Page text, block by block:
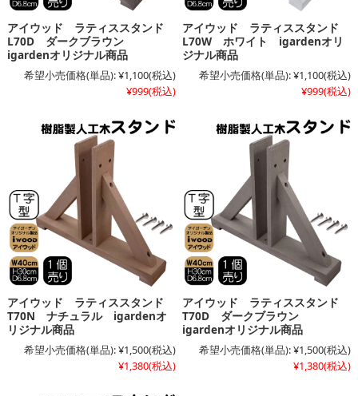
アイウッド ラティススタンド
L70D ダークブラウン
igardenオリジナル商品
希望小売価格(単品):¥1,100(税込)
¥999(税込)
アイウッド ラティススタンド
L70W ホワイト igardenオリ
ジナル商品
希望小売価格(単品):¥1,100(税込)
¥999(税込)
アイウッド ラティススタンド
T70N ナチュラル igardenオ
リジナル商品
希望小売価格(単品):¥1,500(税込)
¥1,380(税込)
アイウッド ラティススタンド
T70D ダークブラウン
igardenオリジナル商品
希望小売価格(単品):¥1,500(税込)
¥1,380(税込)